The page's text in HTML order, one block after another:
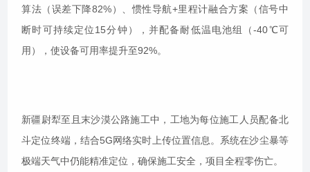
算法（误差下降82%）、惯性导航+里程计融合方案（信号中
断时可持续定位15分钟），并配备耐低温电池组（-40℃可
用），使设备可用率提升至92%。
新疆尉犁至且末沙漠公路施工中，工地为每位施工人员配备北
斗定位终端，结合5G网络实时上传位置信息。系统在沙尘暴等
极端天气中仍能精准定位，确保施工安全，项目全程零伤亡。